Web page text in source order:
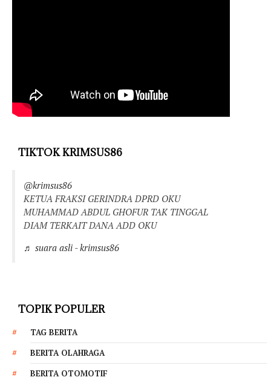
TIKTOK KRIMSUS86
@krimsus86
KETUA FRAKSI GERINDRA DPRD OKU
MUHAMMAD ABDUL GHOFUR TAK TINGGAL
DIAM TERKAIT DANA ADD OKU
♬ suara asli - krimsus86
TOPIK POPULER
TAG BERITA
BERITA OLAHRAGA
BERITA OTOMOTIF